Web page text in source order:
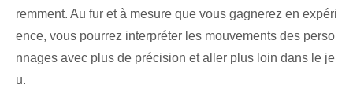
remment. Au fur et à mesure que vous gagnerez en expéri
ence, vous pourrez interpréter les mouvements des perso
nnages avec plus de précision et aller plus loin dans le je
u.